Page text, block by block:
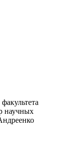
научных